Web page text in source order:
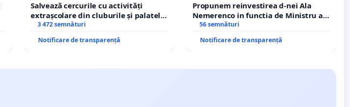
Salvează cercurile cu activități
extrașcolare din cluburile și palatele
copiilor
3 472 semnături
Notificare de transparență
Propunem reinvestirea d-nei Ala
Nemerenco in functia de Ministru al
Sanatatii
56 semnături
Notificare de transparență